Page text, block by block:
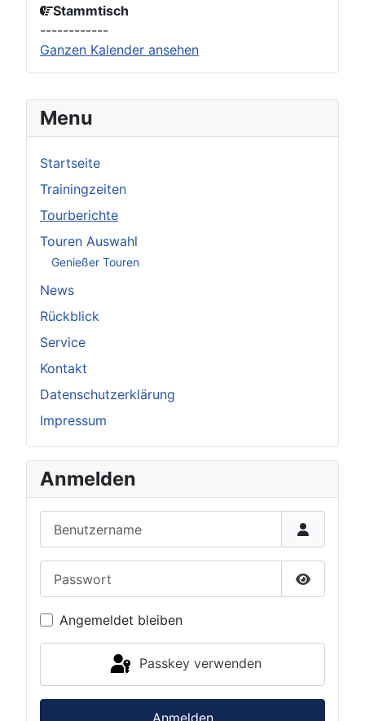
Menu
Startseite
Trainingzeiten
Tourberichte
Touren Auswahl
Genießer Touren
News
Rückblick
Service
Kontakt
Datenschutzerklärung
Impressum
Anmelden
Passwort
Angemeldet bleiben
Passkey verwenden
Anmelden
Stammtisch
------------
Ganzen Kalender ansehen